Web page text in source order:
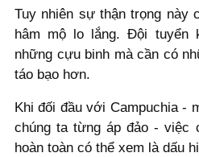
Tuy nhiên sự thận trọng này
hâm mộ lo lắng. Đội tuyển
những cựu binh mà cần có
táo bạo hơn.
Khi đối đầu với Campuchia -
chúng ta từng áp đảo - việc
hoàn toàn có thể xem là dấu